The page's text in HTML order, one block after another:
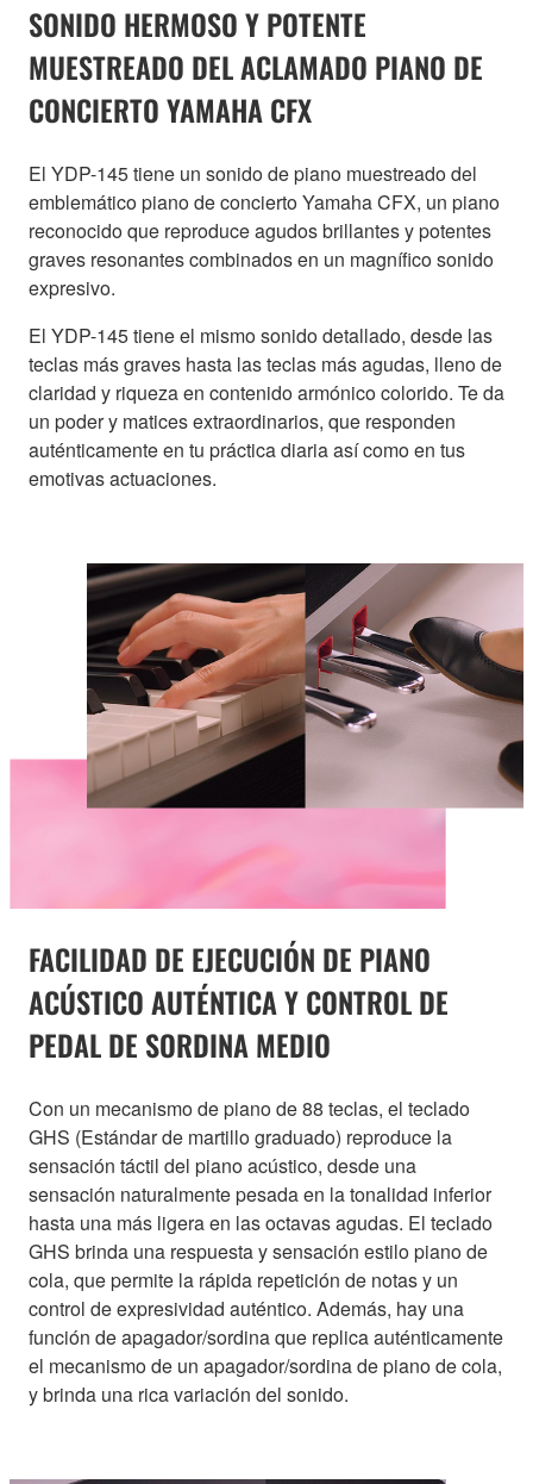
SONIDO HERMOSO Y POTENTE
MUESTREADO DEL ACLAMADO PIANO DE
CONCIERTO YAMAHA CFX
El YDP-145 tiene un sonido de piano muestreado del
emblemático piano de concierto Yamaha CFX, un piano
reconocido que reproduce agudos brillantes y potentes
graves resonantes combinados en un magnífico sonido
expresivo.
El YDP-145 tiene el mismo sonido detallado, desde las
teclas más graves hasta las teclas más agudas, lleno de
claridad y riqueza en contenido armónico colorido. Te da
un poder y matices extraordinarios, que responden
auténticamente en tu práctica diaria así como en tus
emotivas actuaciones.
FACILIDAD DE EJECUCIÓN DE PIANO
ACÚSTICO AUTÉNTICA Y CONTROL DE
PEDAL DE SORDINA MEDIO
Con un mecanismo de piano de 88 teclas, el teclado
GHS (Estándar de martillo graduado) reproduce la
sensación táctil del piano acústico, desde una
sensación naturalmente pesada en la tonalidad inferior
hasta una más ligera en las octavas agudas. El teclado
GHS brinda una respuesta y sensación estilo piano de
cola, que permite la rápida repetición de notas y un
control de expresividad auténtico. Además, hay una
función de apagador/sordina que replica auténticamente
el mecanismo de un apagador/sordina de piano de cola,
y brinda una rica variación del sonido.